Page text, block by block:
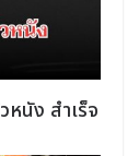
นัง สำเร็จ